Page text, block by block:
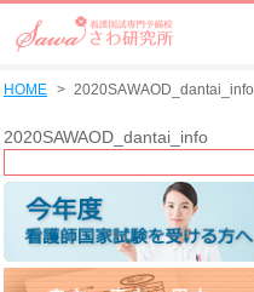
HOME 2020SAWAOD_dantai_info
2020SAWAOD_dantai_info